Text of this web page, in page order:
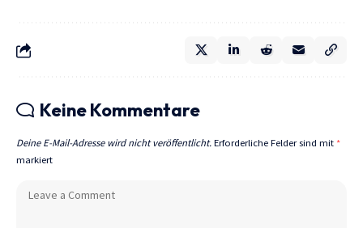
Keine Kommentare
Deine E-Mail-Adresse wird nicht veröffentlicht. Erforderliche Felder sind mit *
markiert